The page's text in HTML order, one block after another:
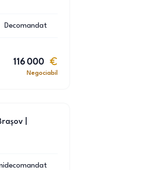
Decomandat
116 000
Negociabil
|